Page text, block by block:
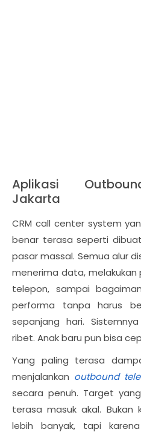
Aplikasi
Jakarta
CRM call center system
benar terasa seperti
pasar massal. Semua alur
menerima data,
telepon, sampai
performa tanpa harus
sepanjang hari.
ribet. Anak baru pun bisa
Yang paling terasa
menjalankan outbound
secara penuh. Target
terasa masuk akal. Bukan
lebih banyak, tapi